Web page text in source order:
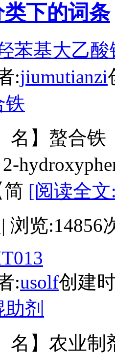
下的词条
苯基大乙酸
:jiumutianzi
铁
名】螯合铁
简 [阅读全
浏览:14856
:usolf创建
剂
名】农业